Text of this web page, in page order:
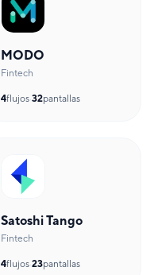
MODO
Fintech
4flujos·32pantallas
Satoshi Tango
Fintech
4flujos·23pantallas